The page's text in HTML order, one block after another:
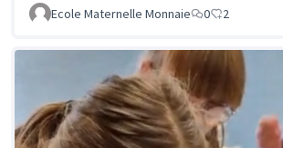
Ecole Maternelle Monnaie
0 2